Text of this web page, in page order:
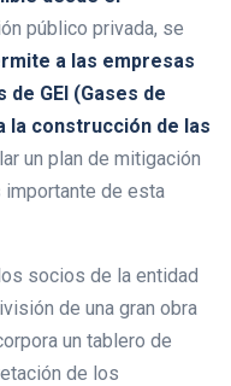
público privada, se
a las empresas
GEI (Gases de
la construcción de las
un plan de mitigación
de esta
socios de la entidad
de una gran obra
un tablero de
de los